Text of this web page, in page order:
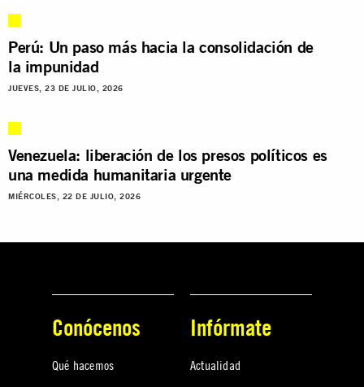
Perú: Un paso más hacia la consolidación de
la impunidad
JUEVES, 23 DE JULIO, 2026
Venezuela: liberación de los presos políticos es
una medida humanitaria urgente
MIÉRCOLES, 22 DE JULIO, 2026
Conócenos
Qué hacemos
Infórmate
Actualidad